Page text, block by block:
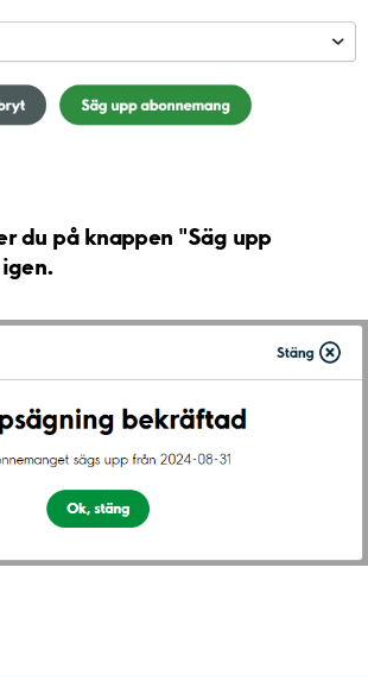
du på knappen "Säg upp